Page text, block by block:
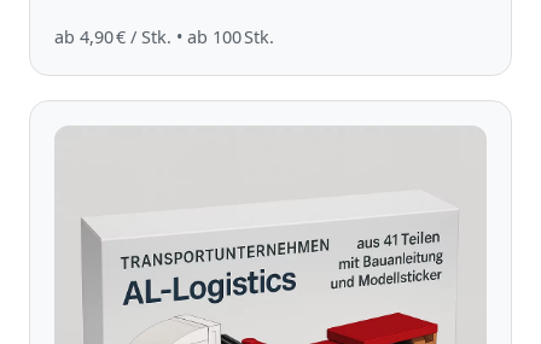
ab 4,90 € / Stk. • ab 100 Stk.